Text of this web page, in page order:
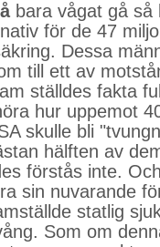
bara vågat gå så
för de 47
Dessa
till ett av
ställdes fakta
hur uppemot
skulle bli
hälften av
förstås inte.
sin nuvarande
statlig
Som om